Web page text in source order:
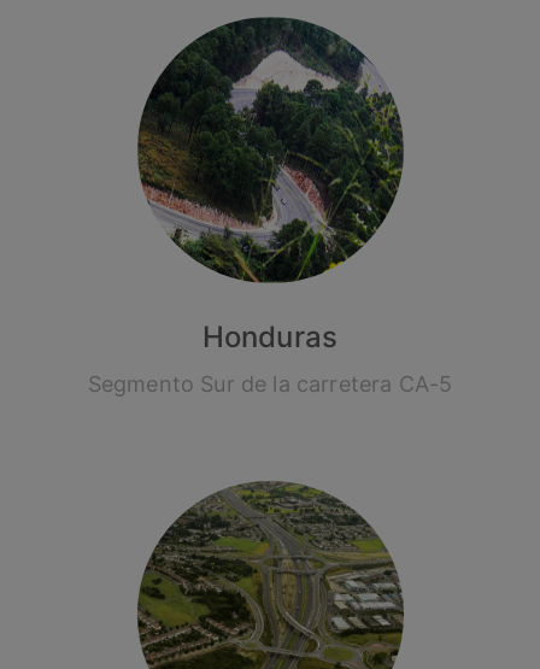
Honduras
Segmento Sur de la carretera CA-5